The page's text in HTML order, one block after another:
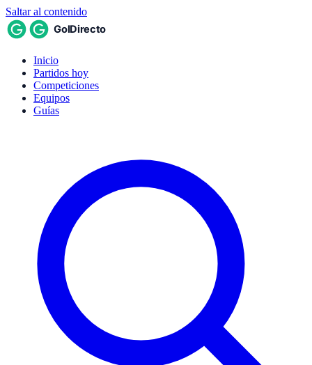
Saltar al contenido
Inicio
Partidos hoy
Competiciones
Equipos
Guías